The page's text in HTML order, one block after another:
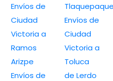
Envíos de
Ciudad
Victoria a
Ramos
Arizpe
Envíos de
Envíos de
Ciudad
Victoria a
Toluca
de Lerdo